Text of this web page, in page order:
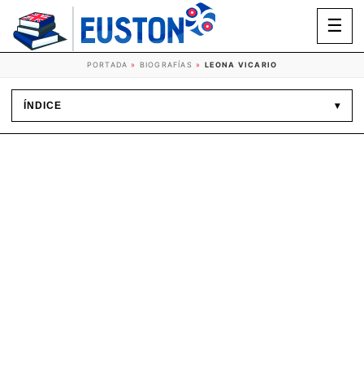
☰
PORTADA » BIOGRAFÍAS » LEONA VICARIO
ÍNDICE ▾